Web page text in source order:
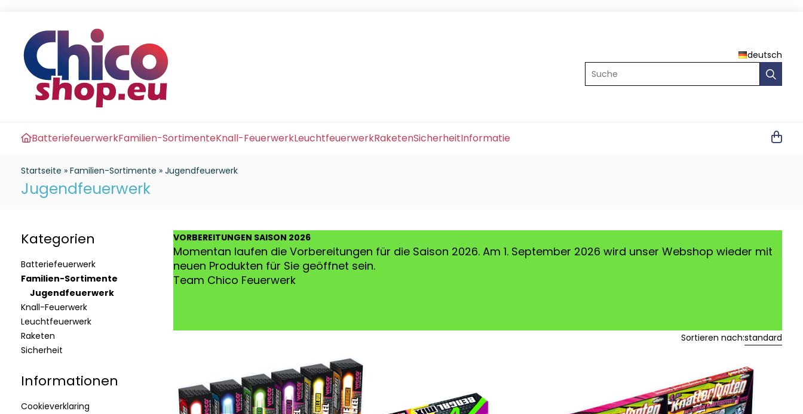
deutsch
Suche
BatteriefeuerwerkFamilien-SortimenteKnall-FeuerwerkLeuchtfeuerwerkRaketenSicherheitInformatie
Startseite » Familien-Sortimente » Jugendfeuerwerk
Jugendfeuerwerk
Kategorien
Batteriefeuerwerk
Familien-Sortimente
Jugendfeuerwerk
Knall-Feuerwerk
Leuchtfeuerwerk
Raketen
Sicherheit
Informationen
Cookieverklaring
VORBEREITUNGEN SAISON 2026
Momentan laufen die Vorbereitungen für die Saison 2026. Am 1. September 2026 wird unser Webshop wieder mit
neuen Produkten für Sie geöffnet sein.
Team Chico Feuerwerk
Sortieren nach:standard